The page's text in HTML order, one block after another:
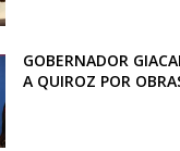
GOBERNADOR
A QUIROZ POR